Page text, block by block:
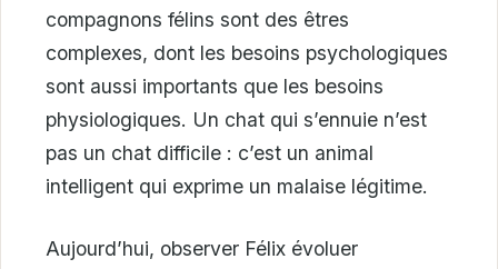
compagnons félins sont des êtres
complexes, dont les besoins psychologiques
sont aussi importants que les besoins
physiologiques. Un chat qui s’ennuie n’est
pas un chat difficile : c’est un animal
intelligent qui exprime un malaise légitime.
Aujourd’hui, observer Félix évoluer